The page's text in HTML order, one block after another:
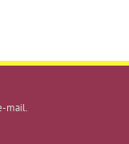
mail.